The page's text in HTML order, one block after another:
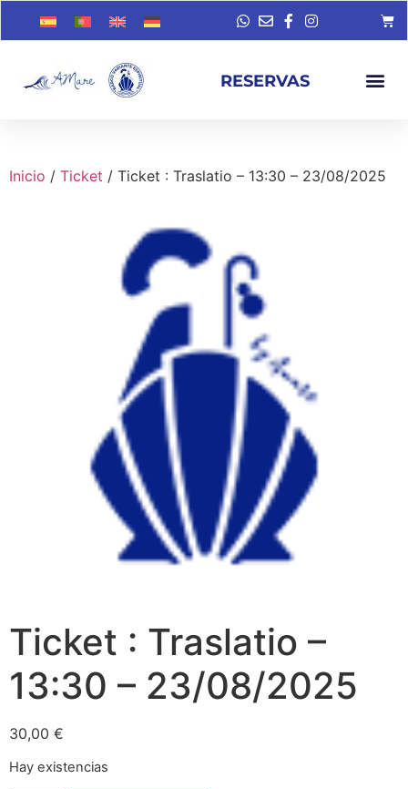
RESERVAS
Inicio / Ticket / Ticket : Traslatio – 13:30 – 23/08/2025
Ticket : Traslatio –
13:30 – 23/08/2025
30,00 €
Hay existencias